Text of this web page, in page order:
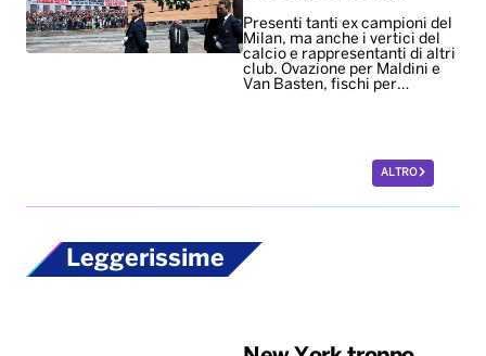
Presenti tanti ex campioni del
Milan, ma anche i vertici del
calcio e rappresentanti di altri
club. Ovazione per Maldini e
Van Basten, fischi per…
ALTRO
Leggerissime